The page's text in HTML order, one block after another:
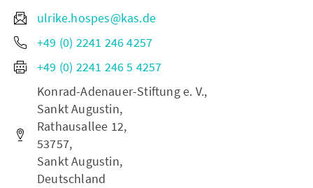
ulrike.hospes@kas.de
+49 (0) 2241 246 4257
+49 (0) 2241 246 5 4257
Konrad-Adenauer-Stiftung e. V.,
Sankt Augustin,
Rathausallee 12,
53757,
Sankt Augustin,
Deutschland